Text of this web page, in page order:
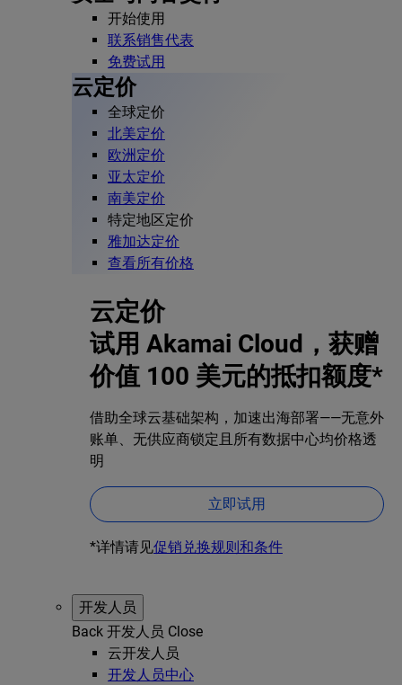
开始使用
联系销售代表
免费试用
云定价
全球定价
北美定价
欧洲定价
亚太定价
南美定价
特定地区定价
雅加达定价
查看所有价格
云定价
试用 Akamai Cloud，获赠
价值 100 美元的抵扣额度*
借助全球云基础架构，加速出海部署——无意外
账单、无供应商锁定且所有数据中心均价格透
明
立即试用
*详情请见促销兑换规则和条件
开发人员
Back 开发人员 Close
云开发人员
开发人员中心